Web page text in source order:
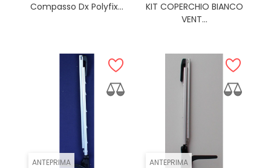
Compasso Dx Polyfix...
KIT COPERCHIO BIANCO
VENT...
ANTEPRIMA ANTEPRIMA